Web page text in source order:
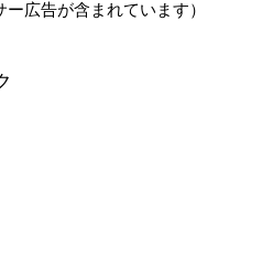
広告が含まれています）